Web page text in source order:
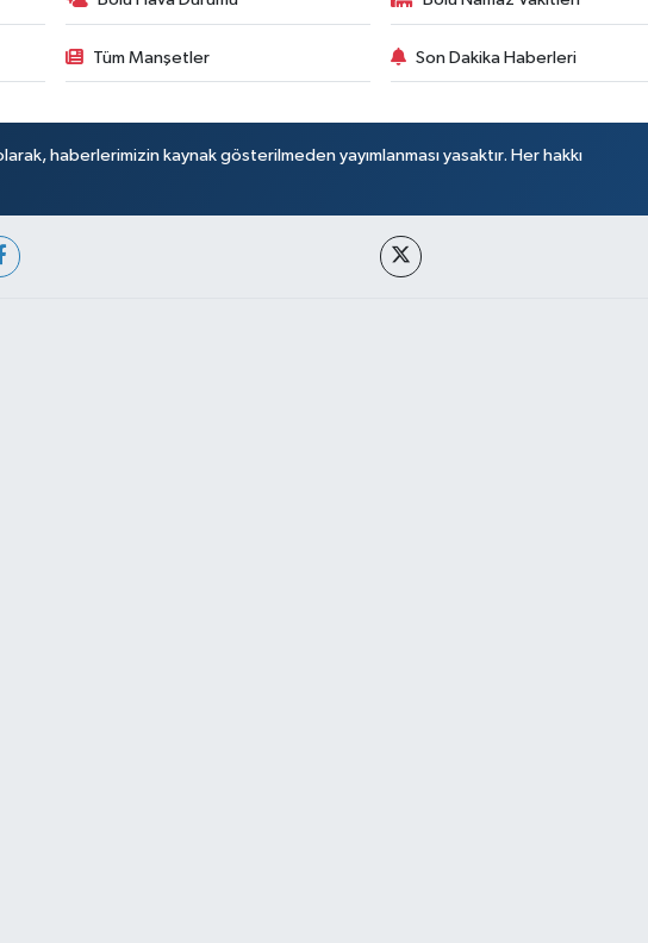
Tüm Manşetler Son Dakika Haberleri
haberlerimizin kaynak gösterilmeden yayımlanması yasaktır. Her hakkı